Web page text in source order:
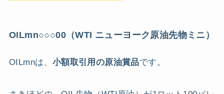
OILmn○○○00（WTI ニューヨーク原油先物ミニ）
OILmnは、 小額取引用の原油賞品です。